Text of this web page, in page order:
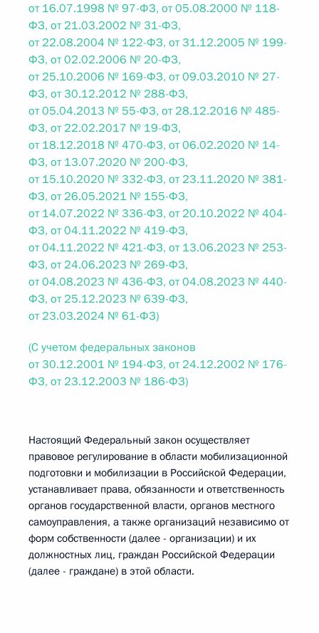
от 16.07.1998 № 97-ФЗ, от 05.08.2000 № 118-
ФЗ, от 21.03.2002 № 31-ФЗ,
от 22.08.2004 № 122-ФЗ, от 31.12.2005 № 199-
ФЗ, от 02.02.2006 № 20-ФЗ,
от 25.10.2006 № 169-ФЗ, от 09.03.2010 № 27-
ФЗ, от 30.12.2012 № 288-ФЗ,
от 05.04.2013 № 55-ФЗ, от 28.12.2016 № 485-
ФЗ, от 22.02.2017 № 19-ФЗ,
от 18.12.2018 № 470-ФЗ, от 06.02.2020 № 14-
ФЗ, от 13.07.2020 № 200-ФЗ,
от 15.10.2020 № 332-ФЗ, от 23.11.2020 № 381-
ФЗ, от 26.05.2021 № 155-ФЗ,
от 14.07.2022 № 336-ФЗ, от 20.10.2022 № 404-
ФЗ, от 04.11.2022 № 419-ФЗ,
от 04.11.2022 № 421-ФЗ, от 13.06.2023 № 253-
ФЗ, от 24.06.2023 № 269-ФЗ,
от 04.08.2023 № 436-ФЗ, от 04.08.2023 № 440-
ФЗ, от 25.12.2023 № 639-ФЗ,
от 23.03.2024 № 61-ФЗ)
(С учетом федеральных законов
от 30.12.2001 № 194-ФЗ, от 24.12.2002 № 176-
ФЗ, от 23.12.2003 № 186-ФЗ)
Настоящий Федеральный закон осуществляет
правовое регулирование в области мобилизационной
подготовки и мобилизации в Российской Федерации,
устанавливает права, обязанности и ответственность
органов государственной власти, органов местного
самоуправления, а также организаций независимо от
форм собственности (далее - организации) и их
должностных лиц, граждан Российской Федерации
(далее - граждане) в этой области.